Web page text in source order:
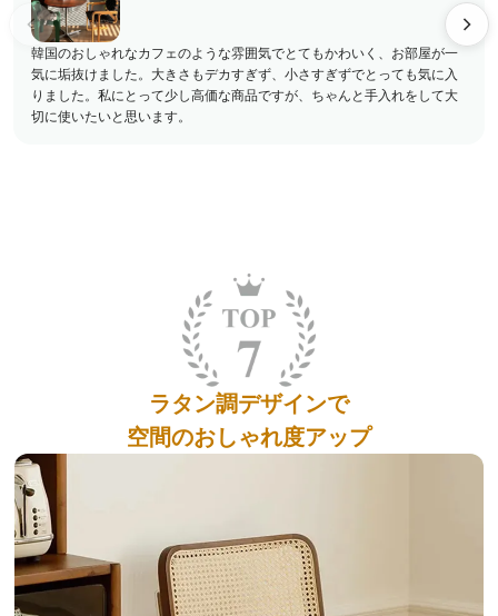
韓国のおしゃれなカフェのような雰囲気でとてもかわいく、お部屋が一
気に垢抜けました。大きさもデカすぎず、小さすぎずでとっても気に入
りました。私にとって少し高価な商品ですが、ちゃんと手入れをして大
切に使いたいと思います。
ラタン調デザインで
空間のおしゃれ度アップ